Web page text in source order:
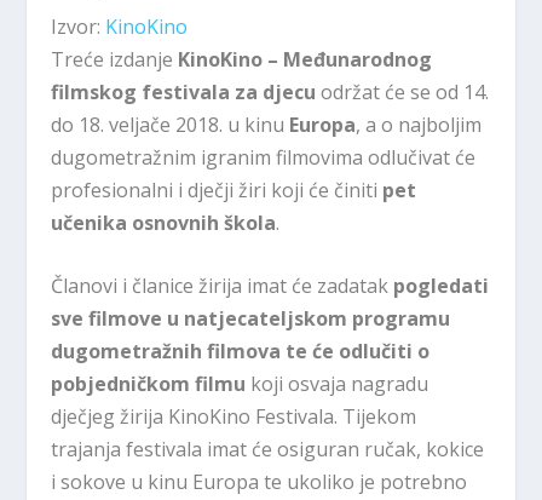
Izvor: KinoKino
Treće izdanje KinoKino – Međunarodnog
filmskog festivala za djecu održat će seod 14.
do 18. veljače 2018. u kinu Europa, a o najboljim
dugometražnim igranim filmovima odlučivat će
profesionalni idječji žiri koji će činiti pet
učenika osnovnih škola.
Članovi i članice žirija imat će zadatak pogledati
sve filmove u natjecateljskom programu
dugometražnih filmova te će odlučiti o
pobjedničkom filmu koji osvaja nagradu
dječjeg žirija KinoKino Festivala. Tijekom
trajanja festivala imat će osiguran ručak, kokice
i sokove u kinu Europa te ukoliko je potrebno